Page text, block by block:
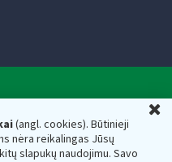
(angl. cookies). Būtinieji
nėra reikalingas Jūsų
slapukų naudojimu. Savo
— 188659752,